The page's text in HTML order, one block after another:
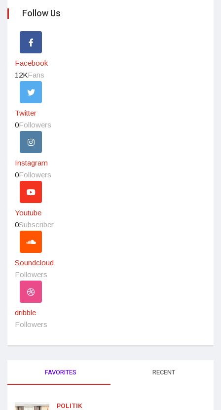
Follow Us
Facebook
12KFans
Twitter
0Followers
Instagram
0Followers
Youtube
0Subscriber
Soundcloud
Followers
dribble
Followers
FAVORITES RECENT
POLITIK